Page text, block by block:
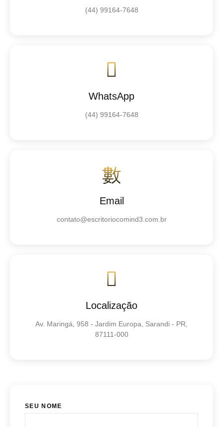
(44) 99164-7648
WhatsApp
(44) 99164-7648
Email
contato@escritoriocomind3.com.br
Localização
Av. Maringá, 958 - Jardim Europa, Sarandi - PR,
87111-000
SEU NOME